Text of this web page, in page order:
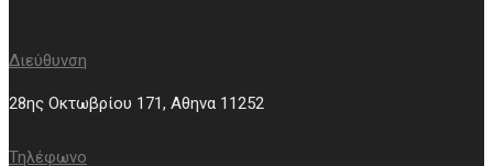
Διεύθυνση
28ης Οκτωβρίου 171, Aθηνα 11252
Τηλέφωνο